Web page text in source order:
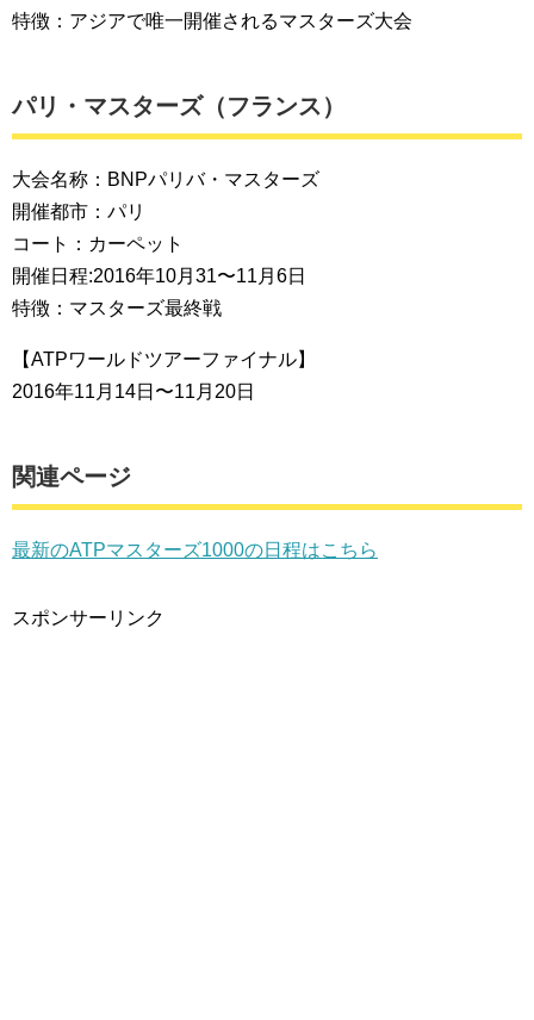
特徴：アジアで唯一開催されるマスターズ大会
パリ・マスターズ（フランス）
大会名称：BNPパリバ・マスターズ
開催都市：パリ
コート：カーペット
開催日程:2016年10月31〜11月6日
特徴：マスターズ最終戦
【ATPワールドツアーファイナル】
2016年11月14日〜11月20日
関連ページ
最新のATPマスターズ1000の日程はこちら
スポンサーリンク